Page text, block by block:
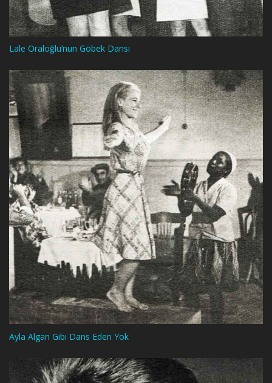
Lale Oraloğlu’nun Göbek Dansı
Ayla Algan Gibi Dans Eden Yok